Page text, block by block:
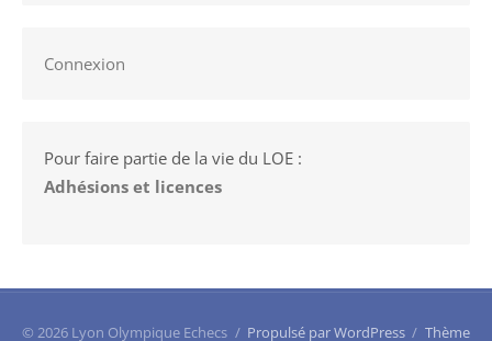
Connexion
Pour faire partie de la vie du LOE :
Adhésions et licences
© 2026 Lyon Olympique Echecs / Propulsé par WordPress / Thème